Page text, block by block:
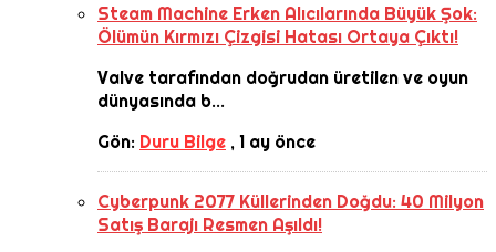
Steam Machine Erken Alıcılarında Büyük Şok:
Ölümün Kırmızı Çizgisi Hatası Ortaya Çıktı!
Valve tarafından doğrudan üretilen ve oyun
dünyasında b...
Gön: Duru Bilge ,1 ay önce
Cyberpunk 2077 Küllerinden Doğdu: 40 Milyon
Satış Barajı Resmen Aşıldı!